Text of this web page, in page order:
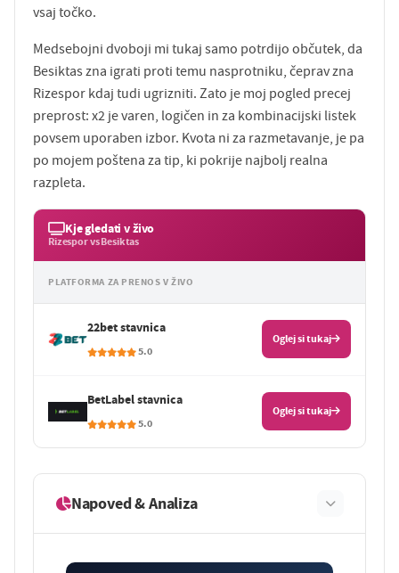
vsaj točko.
Medsebojni dvoboji mi tukaj samo potrdijo občutek, da
Besiktas zna igrati proti temu nasprotniku, čeprav zna
Rizespor kdaj tudi ugrizniti. Zato je moj pogled precej
preprost: x2 je varen, logičen in za kombinacijski listek
povsem uporaben izbor. Kvota ni za razmetavanje, je pa
po mojem poštena za tip, ki pokrije najbolj realna
razpleta.
Kje gledati v živo
Rizespor vs Besiktas
PLATFORMA ZA PRENOS V ŽIVO
22bet stavnica
5.0
Oglej si tukaj
BetLabel stavnica
5.0
Oglej si tukaj
Napoved & Analiza